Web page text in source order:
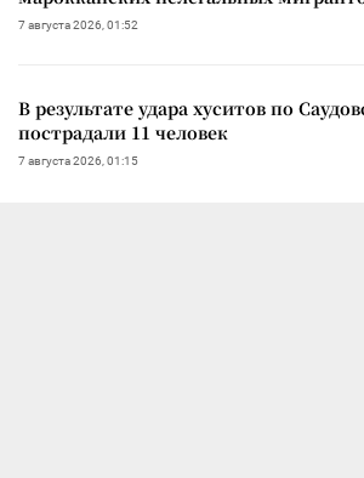
7 августа 2026, 01:52
В результате удара хуситов по
пострадали 11 человек
7 августа 2026, 01:15